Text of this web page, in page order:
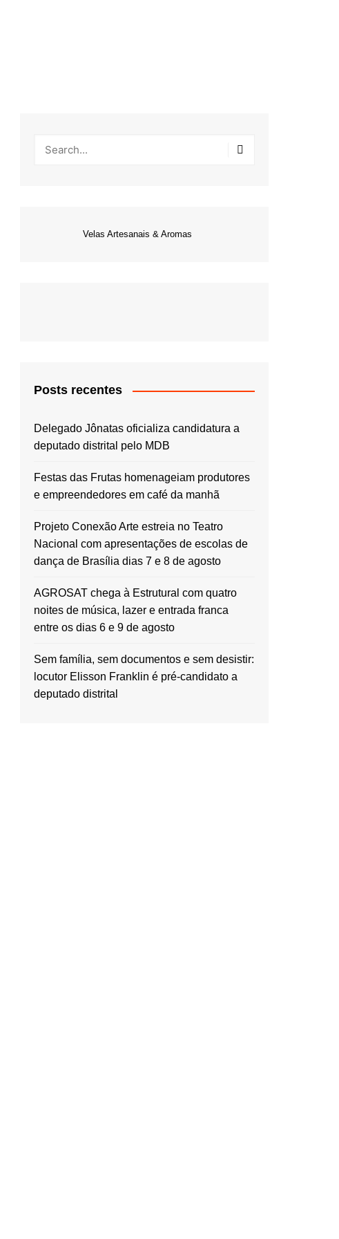
Velas Artesanais & Aromas
Posts recentes
Delegado Jônatas oficializa candidatura a
deputado distrital pelo MDB
Festas das Frutas homenageiam produtores
e empreendedores em café da manhã
Projeto Conexão Arte estreia no Teatro
Nacional com apresentações de escolas de
dança de Brasília dias 7 e 8 de agosto
AGROSAT chega à Estrutural com quatro
noites de música, lazer e entrada franca
entre os dias 6 e 9 de agosto
Sem família, sem documentos e sem desistir:
locutor Elisson Franklin é pré-candidato a
deputado distrital